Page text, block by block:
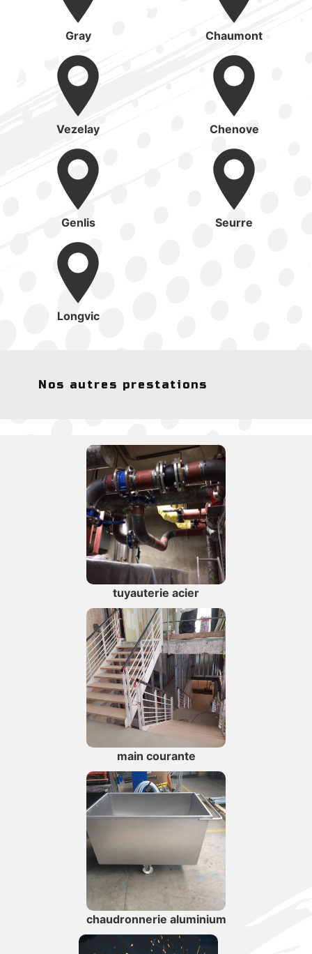
Gray Chaumont
Vezelay Chenove
Genlis Seurre
Longvic
Nos autres prestations
tuyauterie acier
main courante
chaudronnerie aluminium